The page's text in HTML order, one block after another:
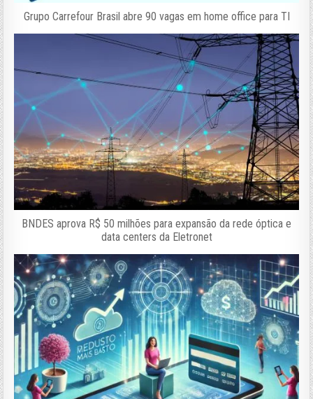
Grupo Carrefour Brasil abre 90 vagas em home office para TI
BNDES aprova R$ 50 milhões para expansão da rede óptica e
data centers da Eletronet